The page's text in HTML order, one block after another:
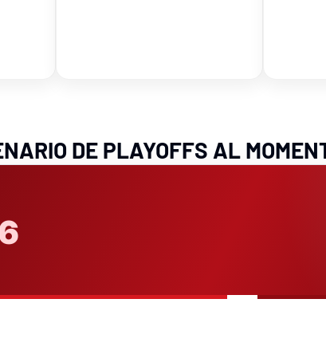
DE PLAYOFFS AL